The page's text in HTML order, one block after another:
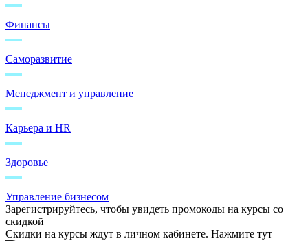
Финансы
Саморазвитие
Менеджмент и управление
Карьера и HR
Здоровье
Управление бизнесом
Зарегистрируйтесь, чтобы увидеть промокоды на курсы со
скидкой
Скидки на курсы ждут в личном кабинете. Нажмите тут